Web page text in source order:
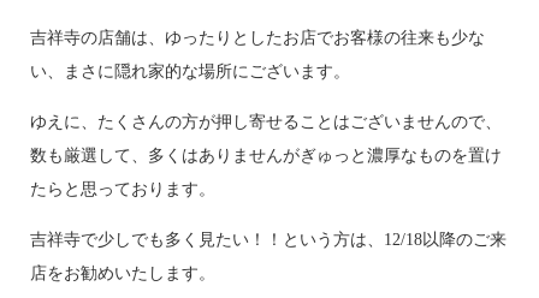
吉祥寺の店舗は、ゆったりとしたお店でお客様の往来も少な
い、まさに隠れ家的な場所にございます。
ゆえに、たくさんの方が押し寄せることはございませんので、
数も厳選して、多くはありませんがぎゅっと濃厚なものを置け
たらと思っております。
吉祥寺で少しでも多く見たい！！という方は、12/18以降のご来
店をお勧めいたします。